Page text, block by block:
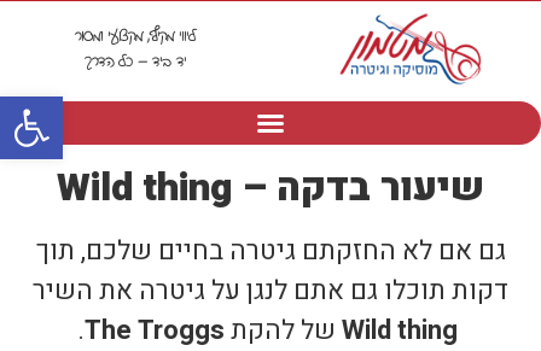
פתח
ליווי מקיף, מקצועי ומסור
יד ביד – כל הדרך
שיעור בדקה – Wild thing
גם אם לא החזקתם גיטרה בחיים שלכם, תוך
דקות תוכלו גם אתם לנגן על גיטרה את השיר
Wild thing של להקתThe Troggs
.